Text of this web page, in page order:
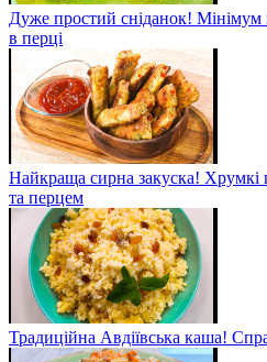
Дуже простий сніданок! Мінімум
в перці
Найкраща сирна закуска! Хрумкі
та перцем
Традиційна Авдіївська каша!